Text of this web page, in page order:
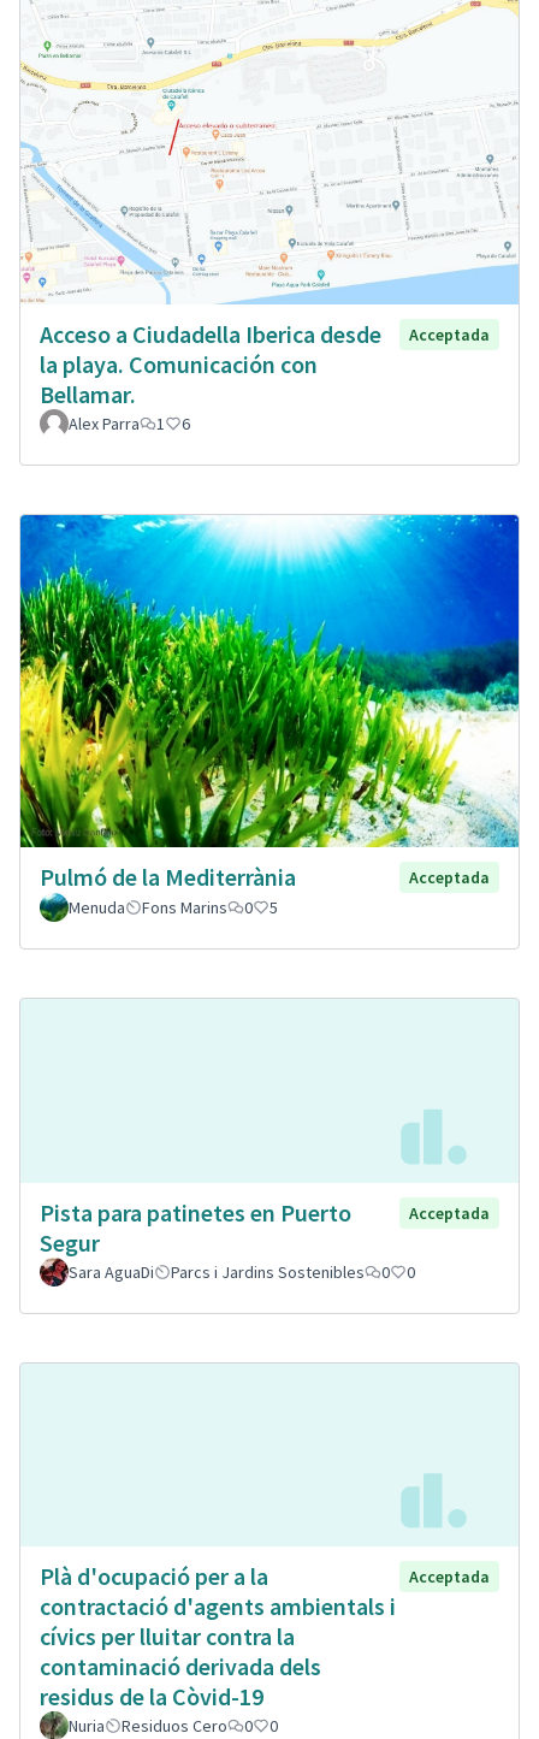
Acceso a Ciudadella Iberica desde
la playa. Comunicación con
Bellamar.
Acceptada
Alex Parra 1 6
Pulmó de la Mediterrània
Acceptada
Menuda
Fons Marins 0 5
Pista para patinetes en Puerto
Segur
Acceptada
Sara AguaDi Parcs i Jardins Sostenibles 0 0
Plà d'ocupació per a la
contractació d'agents ambientals i
cívics per lluitar contra la
contaminació derivada dels
residus de la Còvid-19
Acceptada
Nuria Residuos Cero 0 0